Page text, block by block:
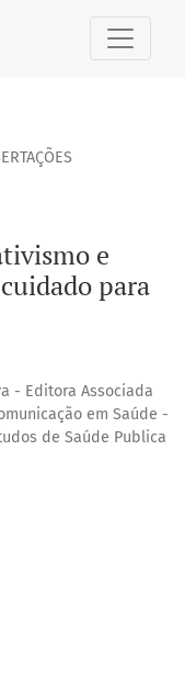
na produção
e
para
- Editora Associada
em Saúde -
de Saúde Publica